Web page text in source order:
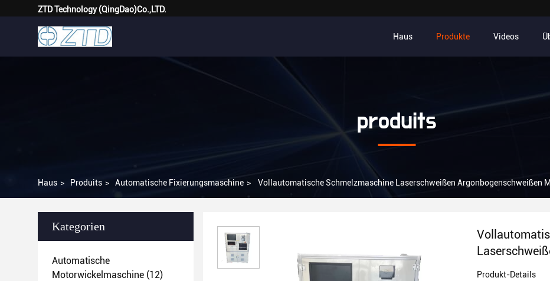
ZTD Technology (QingDao)Co.,LTD.
Haus Produkte Videos
produits
Haus > Produits > Automatische Fixierungsmaschine > Vollautomatische Schmelzmaschine Laserschweißen Argonbogenschweißen
Kategorien
Automatische
Motorwickelmaschine (12)
Sicherheit
Produkt-Details